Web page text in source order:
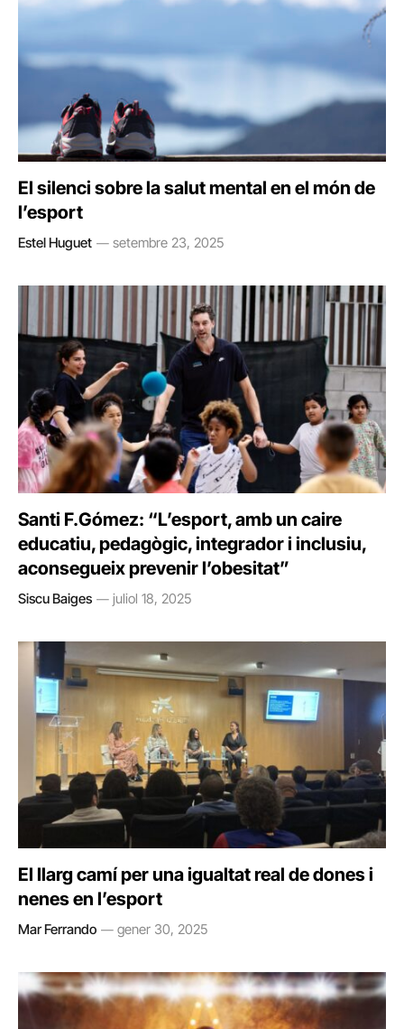
El silenci sobre la salut mental en el món de
l’esport
Estel Huguet setembre 23, 2025
Santi F.Gómez: “L’esport, amb un caire
educatiu, pedagògic, integrador i inclusiu,
aconsegueix prevenir l’obesitat”
Siscu Baiges juliol 18, 2025
El llarg camí per una igualtat real de dones i
nenes en l’esport
Mar Ferrando gener 30, 2025